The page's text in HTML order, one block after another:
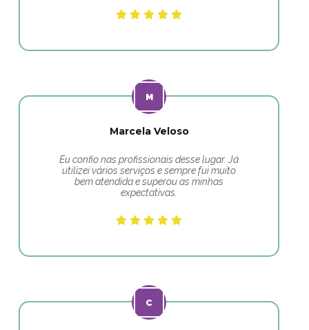
Marcela Veloso
Eu confio nas profissionais desse lugar. Já
utilizei vários serviços e sempre fui muito
bem atendida e superou as minhas
expectativas.